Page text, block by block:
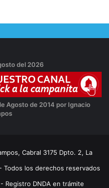
del 2026
Agosto de 2014 por Ignacio
Cabral 3175 Dpto. 2, La
Todos los derechos reservados
Registro DNDA en trámite